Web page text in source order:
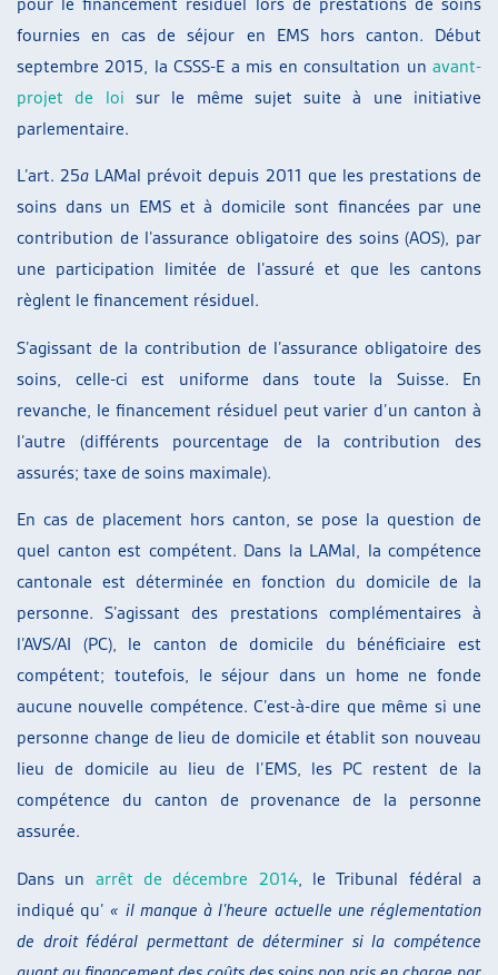
fournies en cas de séjour en EMS hors canton. Début
septembre 2015, la CSSS-E a mis en consultation un avant-
projet de loi sur le même sujet suite à une initiative
parlementaire.
L’art. 25a LAMal prévoit depuis 2011 que les prestations de
soins dans un EMS et à domicile sont financées par une
contribution de l’assurance obligatoire des soins (AOS), par
une participation limitée de l’assuré et que les cantons
règlent le financement résiduel.
S’agissant de la contribution de l’assurance obligatoire des
soins, celle-ci est uniforme dans toute la Suisse. En
revanche, le financement résiduel peut varier d’un canton à
l’autre (différents pourcentage de la contribution des
assurés; taxe de soins maximale).
En cas de placement hors canton, se pose la question de
quel canton est compétent. Dans la LAMal, la compétence
cantonale est déterminée en fonction du domicile de la
personne. S’agissant des prestations complémentaires à
l’AVS/AI (PC), le canton de domicile du bénéficiaire est
compétent; toutefois, le séjour dans un home ne fonde
aucune nouvelle compétence. C’est-à-dire que même si une
personne change de lieu de domicile et établit son nouveau
lieu de domicile au lieu de l’EMS, les PC restent de la
compétence du canton de provenance de la personne
assurée.
Dans un arrêt de décembre 2014, le Tribunal fédéral a
indiqué qu’« il manque à l’heure actuelle une réglementation
de droit fédéral permettant de déterminer si la compétence